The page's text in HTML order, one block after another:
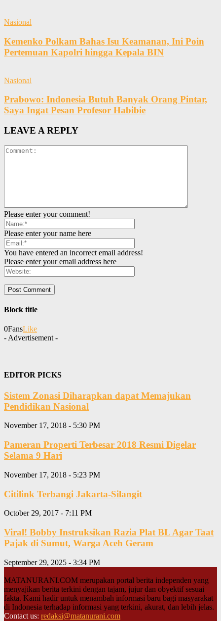
Nasional
Kemenko Polkam Bahas Isu Keamanan, Ini Poin
Pertemuan Kapolri hingga Kepala BIN
Nasional
Prabowo: Indonesia Butuh Banyak Orang Pintar,
Saya Ingat Pesan Profesor Habibie
LEAVE A REPLY
Please enter your comment!
Please enter your name here
You have entered an incorrect email address!
Please enter your email address here
Block title
0FansLike
- Advertisement -
EDITOR PICKS
Sistem Zonasi Diharapkan dapat Memajukan
Pendidikan Nasional
November 17, 2018 - 5:30 PM
Pameran Properti Terbesar 2018 Resmi Digelar
Selama 9 Hari
November 17, 2018 - 5:23 PM
Citilink Terbangi Jakarta-Silangit
October 29, 2017 - 7:11 PM
Viral! Bobby Instruksikan Razia Plat BL Agar Taat
Pajak di Sumut, Warga Aceh Geram
September 29, 2025 - 3:34 PM
MATANURANI.COM merupakan portal berita independen yang
menyajikan berita terkini dengan tajam, jujur dan obyektif sesuai
fakta. Kami hadir untuk menambah informasi baru bagi masyarakat
di Indonesia terhadap informasi yang terkini, akurat, dan lebih jelas.
Contact us: redaksi@matanurani.com